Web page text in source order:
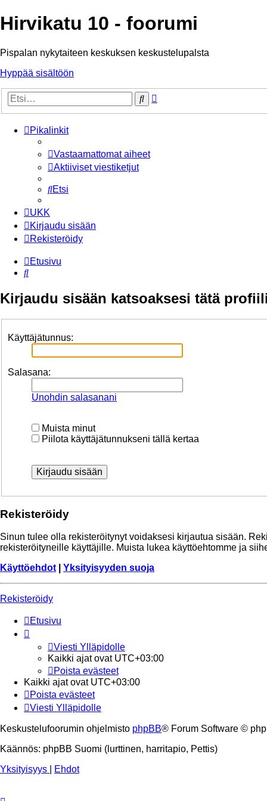
Hirvikatu 10 - foorumi
Pispalan nykytaiteen keskuksen keskustelupalsta
Hyppää sisältöön
Etsi
Pikalinkit
Vastaamattomat aiheet
Aktiiviset viestiketjut
Etsi
UKK
Kirjaudu sisään
Rekisteröidy
Etusivu
Etsi
Kirjaudu sisään katsoaksesi tätä
Käyttäjätunnus:
Salasana:
Unohdin salasanani
Muista minut
Piilota käyttäjätunnukseni tällä kertaa
Rekisteröidy
Sinun tulee olla rekisteröitynyt voidaksesi kirjautua sisään.
rekisteröityneille käyttäjille. Muista lukea käyttöehtomme ja
Käyttöehdot
Yksityisyyden suoja
Rekisteröidy
Etusivu
Viesti Ylläpidolle
Kaikki ajat ovat UTC+03:00
Poista evästeet
Kaikki ajat ovat UTC+03:00
Poista evästeet
Viesti Ylläpidolle
Keskustelufoorumin ohjelmisto phpBB® Forum Software ©
Käännös: phpBB Suomi (lurttinen, harritapio, Pettis)
Yksityisyys
Ehdot